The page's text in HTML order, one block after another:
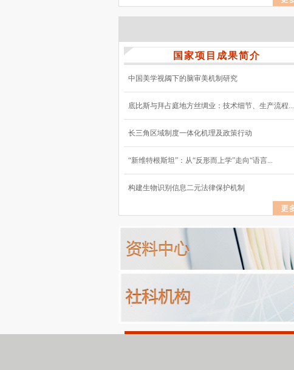
国家项目成果简介
中国美学视阈下的脑审美机制研究
底比斯与拜占庭地方丝绸业：技术细节、生产流程...
长三角区域制度一体化机理及政策行动
“新维特根斯坦”：从“反形而上学”走向“语言...
构建生物识别信息二元法律保护机制